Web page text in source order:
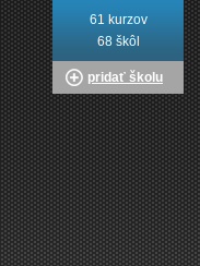
61 kurzov
68 škôl
pridať školu